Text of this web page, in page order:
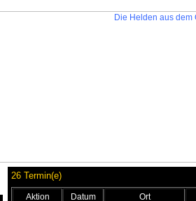
26 Termin(e)
Aktion Datum Ort